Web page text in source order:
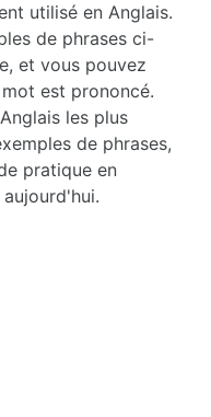
utilisé en Anglais.
de phrases ci-
et vous pouvez
est prononcé.
les plus
de phrases,
pratique en